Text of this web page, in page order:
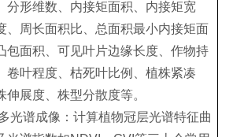
分形维数、内接矩面积、内接矩宽
、周长面积比、总面积最小内接矩面
包面积、可见叶片边缘长度、作物持
卷叶程度、枯死叶比例、植株紧凑
伸展度、株型分散度等。
光谱成像：计算植物冠层光谱特征曲